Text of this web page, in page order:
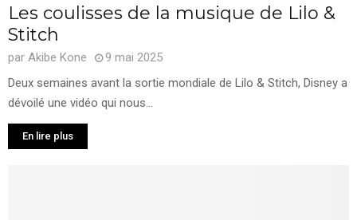
Les coulisses de la musique de Lilo &
Stitch
par Akibe Kone
9 mai 2025
Deux semaines avant la sortie mondiale de Lilo & Stitch, Disney a
dévoilé une vidéo qui nous...
En lire plus